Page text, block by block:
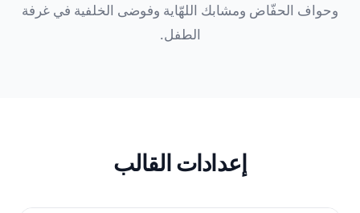
وحواف الحفّاض ومشابك اللهّاية وفوضى الخلفية في غرفة
الطفل.
إعدادات القالب